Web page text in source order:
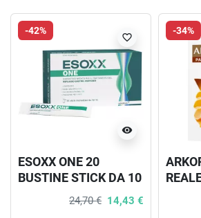
-42%
visibility
favorite_border
ESOXX ONE 20
BUSTINE STICK DA 10
24,70 € 14,43 €
-34%